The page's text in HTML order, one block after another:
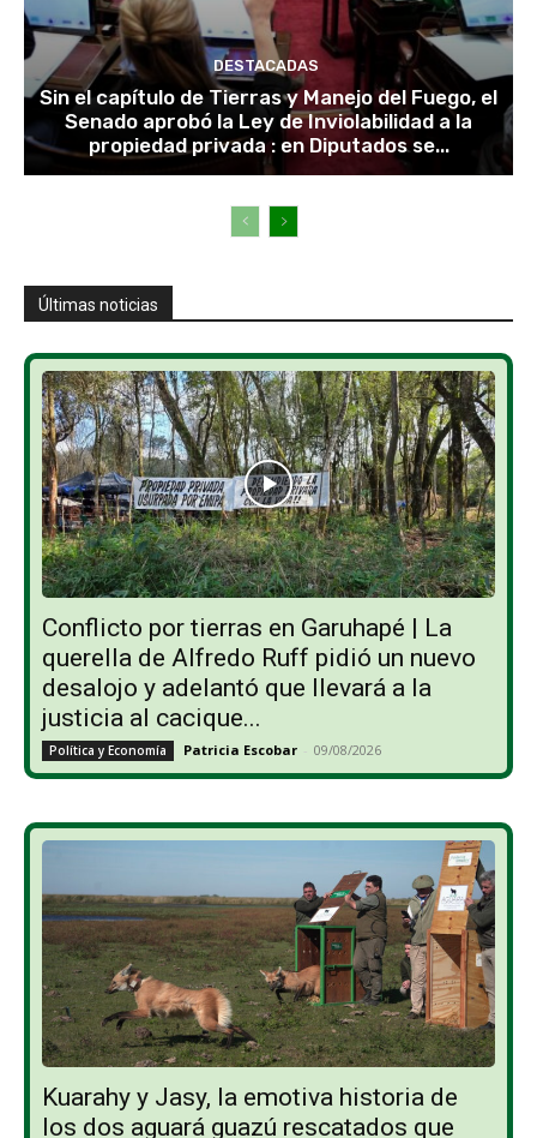
DESTACADAS
Sin el capítulo de Tierras y Manejo del Fuego, el
Senado aprobó la Ley de Inviolabilidad a la
propiedad privada : en Diputados se...
Últimas noticias
Conflicto por tierras en Garuhapé | La
querella de Alfredo Ruff pidió un nuevo
desalojo y adelantó que llevará a la
justicia al cacique...
Política y Economía Patricia Escobar - 09/08/2026
Kuarahy y Jasy, la emotiva historia de
los dos aguará guazú rescatados que